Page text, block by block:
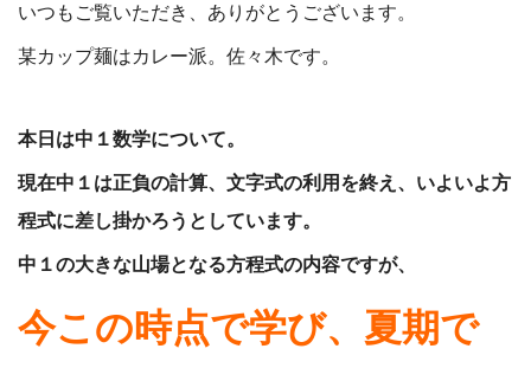
いつもご覧いただき、ありがとうございます。
某カップ麺はカレー派。佐々木です。
本日は中１数学について。
現在中１は正負の計算、文字式の利用を終え、いよいよ方
程式に差し掛かろうとしています。
中１の大きな山場となる方程式の内容ですが、
今この時点で学び、夏期で